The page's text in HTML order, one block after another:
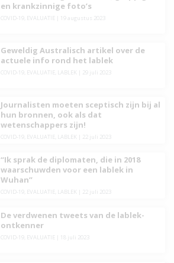
en krankzinnige foto’s
COVID-19, EVALUATIE 19 augustus 2023
Geweldig Australisch artikel over de
actuele info rond het lablek
COVID-19, EVALUATIE LABLEK 29 juli 2023
Journalisten moeten sceptisch zijn bij al
hun bronnen, ook als dat
wetenschappers zijn!
COVID-19, EVALUATIE LABLEK 22 juli 2023
“Ik sprak de diplomaten, die in 2018
waarschuwden voor een lablek in
Wuhan”
COVID-19, EVALUATIE LABLEK 22 juli 2023
De verdwenen tweets van de lablek-
ontkenner
COVID-19, EVALUATIE 18 juli 2023